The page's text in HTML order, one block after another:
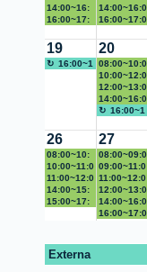
Leudo
00 diseño
piezas
14:00~16:
00 SEO
o
16:00~17:
de video
giovanny.ti
que@
0 DISEÑO
MOCKUP
14:00~16:0
0 diseño
16:00~17:0
Sociales
19
16:00~1
20
08:00~10:0
0 maestría
10:00~12:0
0 C34
Producción
básica de
12:00~13:0
0 No
disponible
14:00~16:0
0
16:00~1
disponible
26
08:00~10:
00 Marca
personal -
linkedin
10:00~11:0
0
LINKEDIN
11:00~12:0
0 SEO
14:00~15:
00
15:00~17:
27
08:00~09:0
0 Creación
Hoja de
vida
09:00~11:0
0 B
HUMANA
11:00~12:0
0 Asesoría
SEO
Académico
12:00~13:0
0 No
disponible
14:00~16:0
016:00~17:0
Externa